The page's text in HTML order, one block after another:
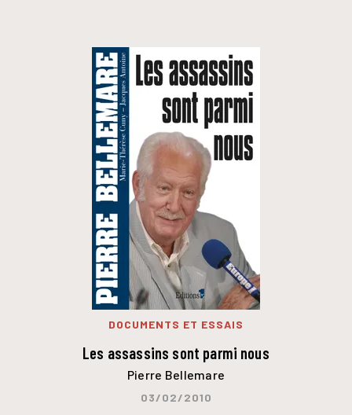
DOCUMENTS ET ESSAIS
Les assassins sont parmi nous
Pierre Bellemare
03/02/2010